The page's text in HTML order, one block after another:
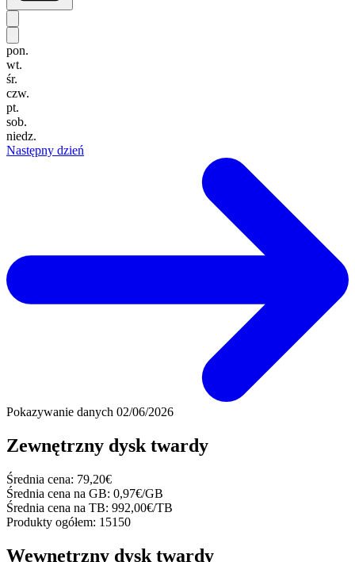
pon.
wt.
śr.
czw.
pt.
sob.
niedz.
Następny dzień
Pokazywanie danych 02/06/2026
Zewnętrzny dysk twardy
Średnia cena: 79,20€
Średnia cena na GB: 0,97€/GB
Średnia cena na TB: 992,00€/TB
Produkty ogółem: 15150
Wewnętrzny dysk twardy